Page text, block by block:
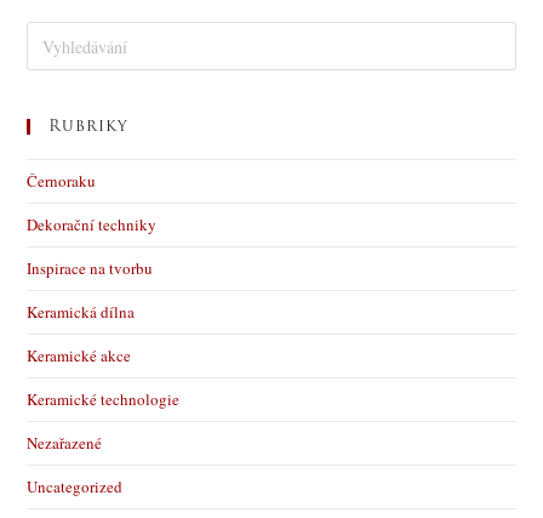
Rubriky
Černoraku
Dekorační techniky
Inspirace na tvorbu
Keramická dílna
Keramické akce
Keramické technologie
Nezařazené
Uncategorized